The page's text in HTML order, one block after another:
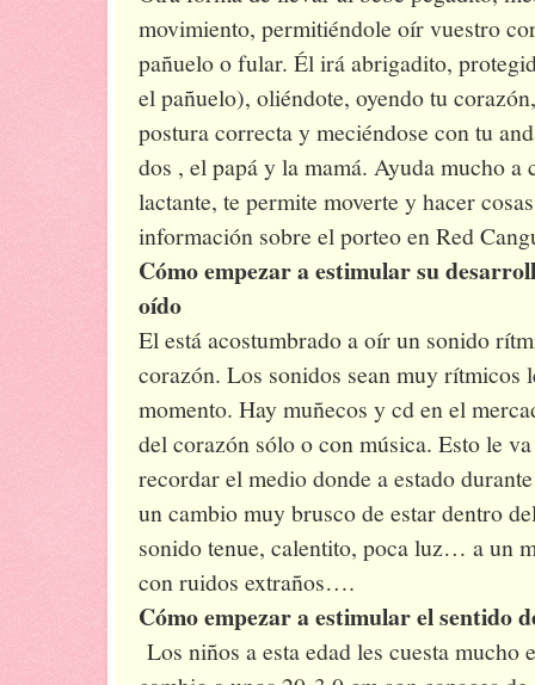
movimiento, permitiéndole oír vuestro
pañuelo o fular. Él irá abrigadito,
el pañuelo), oliéndote, oyendo tu
postura correcta y meciéndose con tu
dos , el papá y la mamá. Ayuda mucho
lactante, te permite moverte y hacer
información sobre el porteo en Red
Cómo empezar a estimular su
oído
El está acostumbrado a oír un sonido
corazón. Los sonidos sean muy rítmicos
momento. Hay muñecos y cd en el
del corazón sólo o con música. Esto le
recordar el medio donde a estado
un cambio muy brusco de estar dentro
sonido tenue, calentito, poca luz… a un
con ruidos extraños….
Cómo empezar a estimular el sentido
Los niños a esta edad les cuesta mucho